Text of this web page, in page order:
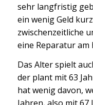
sehr langfristig
ein wenig Geld
zwischenzeitliche
eine Reparatur am
Das Alter spielt
der plant mit 63
hat wenig davon,